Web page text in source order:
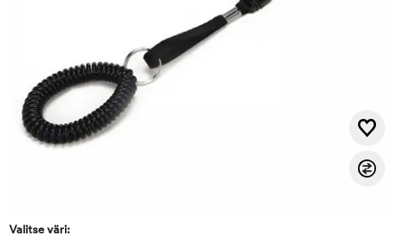
Valitse väri: